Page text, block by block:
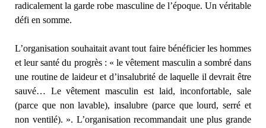
radicalement la garde robe masculine de l’époque. Un véritable
défi en somme.
L’organisation souhaitait avant tout faire bénéficier les hommes
et leur santé du progrès : « le vêtement masculin a sombré dans
une routine de laideur et d’insalubrité de laquelle il devrait être
sauvé… Le vêtement masculin est laid, inconfortable, sale
(parce que non lavable), insalubre (parce que lourd, serré et
non ventilé). ». L’organisation recommandait une plus grande